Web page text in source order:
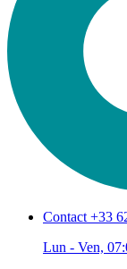
Contact +33
Lun - Ven,